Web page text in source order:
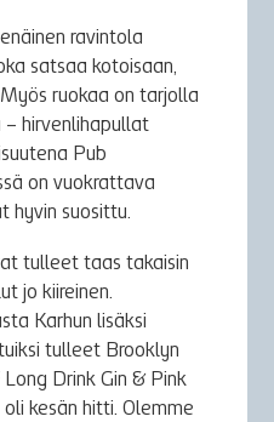
ravintola
satsaa kotoisaan,
ruokaa on tarjolla
– hirvenlihapullat
Pub
on vuokrattava
hyvin suosittu.
tulleet taas takaisin
jo kiireinen.
Karhun lisäksi
tulleet Brooklyn
Drink Gin & Pink
kesän hitti. Olemme